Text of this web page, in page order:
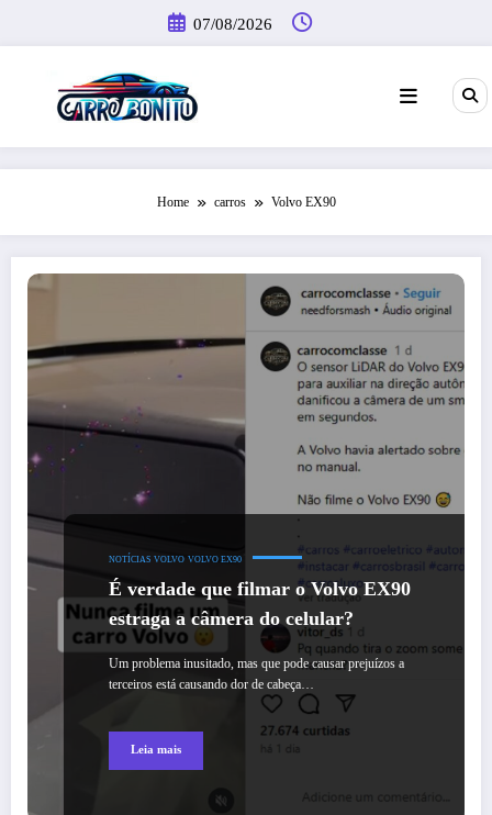
o
07/08/2026
Home carros Volvo EX90
NOTÍCIAS VOLVO VOLVO EX90
É verdade que filmar o Volvo EX90
estraga a câmera do celular?
Um problema inusitado, mas que pode causar prejuízos a
terceiros está causando dor de cabeça…
Leia mais